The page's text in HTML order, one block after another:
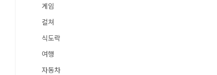
게임
컬쳐
식도락
여행
자동차